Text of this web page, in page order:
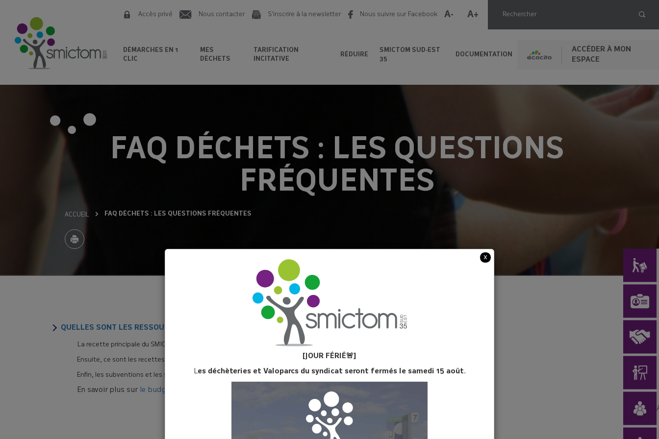
x
[JOUR FÉRIÉ🚨]
Les déchèteries et Valoparcs du syndicat seront fermés le samedi 15 août.
Accès privé Nous contacter S'inscrire à la newsletter Nous suivre sur Facebook A- A+
DÉMARCHES EN 1
CLIC
MES
DÉCHETS
TARIFICATION
INCITATIVE
RÉDUIRE
SMICTOM SUD-EST
35
DOCUMENTATION
ACCÉDER À MON
ESPACE
FAQ DÉCHETS : LES QUESTIONS
FRÉQUENTES
ACCUEIL FAQ DÉCHETS : LES QUESTIONS FRÉQUENTES
QUELLES SONT LES RESSOURCES DU SMICTOM SE 35 ?
La recette principale du SMICTOM provient de la Taxe d’enlèvement des ordures ménagères.
Ensuite, ce sont les recettes industrielles issues de la vente de matériaux pour le recyclage et de vente d’énergie (vapeur, chaleur…).
Enfin, les subventions et les soutiens d’organismes couvrent une partie des dépenses.
En savoir plus sur le budget du SMICTOM